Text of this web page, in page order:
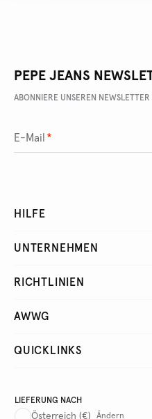
PEPE JEANS
ABONNIERE UNSEREN
E-Mail *
HILFE
UNTERNEHMEN
RICHTLINIEN
AWWG
QUICKLINKS
LIEFERUNG NACH
Österreich (€) Ändern